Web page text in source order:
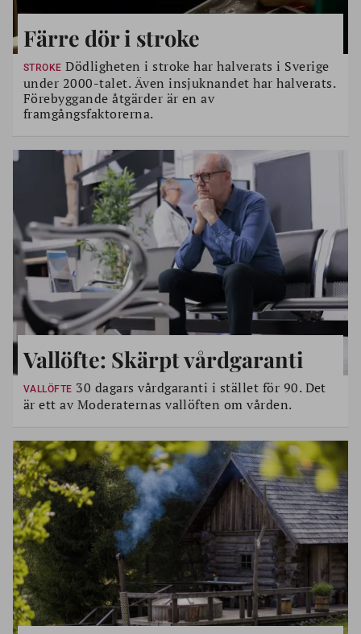
Färre dör i stroke
STROKE Dödligheten i stroke har halverats i Sverige
under 2000-talet. Även insjuknandet har halverats.
Förebyggande åtgärder är en av
framgångsfaktorerna.
Vallöfte: Skärpt vårdgaranti
VALLÖFTE 30 dagars vårdgaranti i stället för 90. Det
är ett av Moderaternas vallöften om vården.